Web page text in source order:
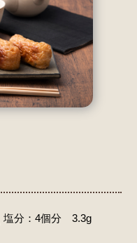
塩分： 4個分 3.3g